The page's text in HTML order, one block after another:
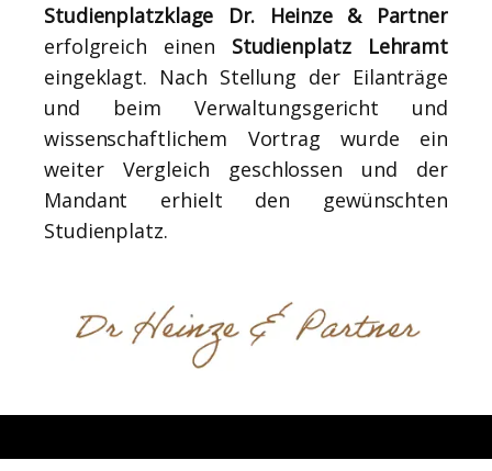
Studienplatzklage Dr. Heinze & Partner
erfolgreich einen Studienplatz Lehramt
eingeklagt. Nach Stellung der Eilanträge
und beim Verwaltungsgericht und
wissenschaftlichem Vortrag wurde ein
weiter Vergleich geschlossen und der
Mandant erhielt den gewünschten
Studienplatz.